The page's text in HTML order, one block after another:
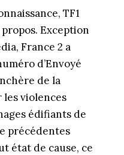
TF1
Exception
France 2 a
d’Envoyé
de la
les violences
édifiants de
précédentes
état de cause, ce